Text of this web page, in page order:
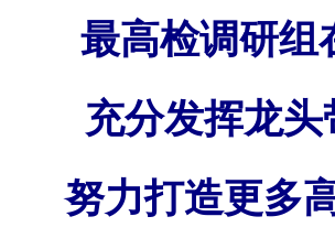
最高检调研
充分发挥龙
努力打造更多